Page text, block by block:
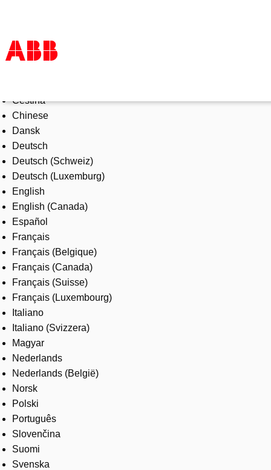
Products & Solutions
Industries
Services
About us
Where to buy
Contact us
Careers
Čeština
Chinese
Dansk
Deutsch
Deutsch (Schweiz)
Deutsch (Luxemburg)
English
English (Canada)
Español
Français
Français (Belgique)
Français (Canada)
Français (Suisse)
Français (Luxembourg)
Italiano
Italiano (Svizzera)
Magyar
Nederlands
Nederlands (België)
Norsk
Polski
Português
Slovenčina
Suomi
Svenska